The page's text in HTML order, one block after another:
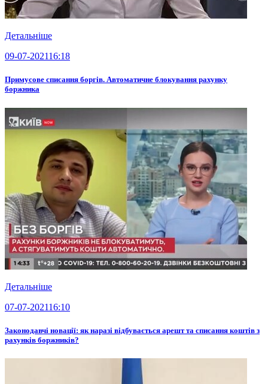
Детальніше
09-07-202116:18
Примусове списання боргів. Автоматичне блокування рахунку
боржника
Детальніше
07-07-202116:10
Законодавчі новації: як наразі відбувається арешт та списання коштів з
рахунків боржників?